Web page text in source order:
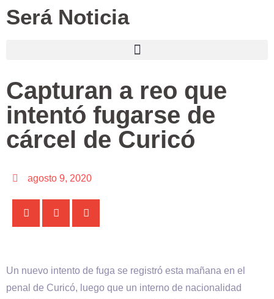
Será Noticia
Capturan a reo que
intentó fugarse de
cárcel de Curicó
agosto 9, 2020
Un nuevo intento de fuga se registró esta mañana en el
penal de Curicó, luego que un interno de nacionalidad